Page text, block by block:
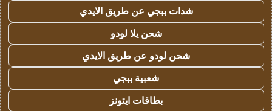
شدات ببجي عن طريق الايدي
شحن يلا لودو
شحن لودو عن طريق الايدي
شعبية ببجي
بطاقات ايتونز